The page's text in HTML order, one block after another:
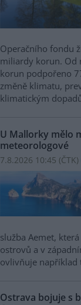
Operačního fondu
miliardy korun. Od
korun podpořeno
změně klimatu,
klimatickým
U Mallorky mělo
meteorologové
7.8.2026 10:45 (ČTK)
služba Aemet,
ostrovů a v
ovlivňuje například
Ostrava bojuje s